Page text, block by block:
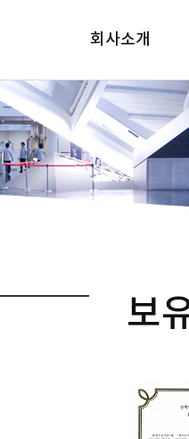
회사소개
대표인사말
경영이념 미션&
회사연혁
연간매출액
표면가공보